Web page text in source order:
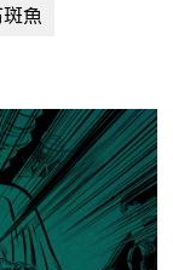
魚